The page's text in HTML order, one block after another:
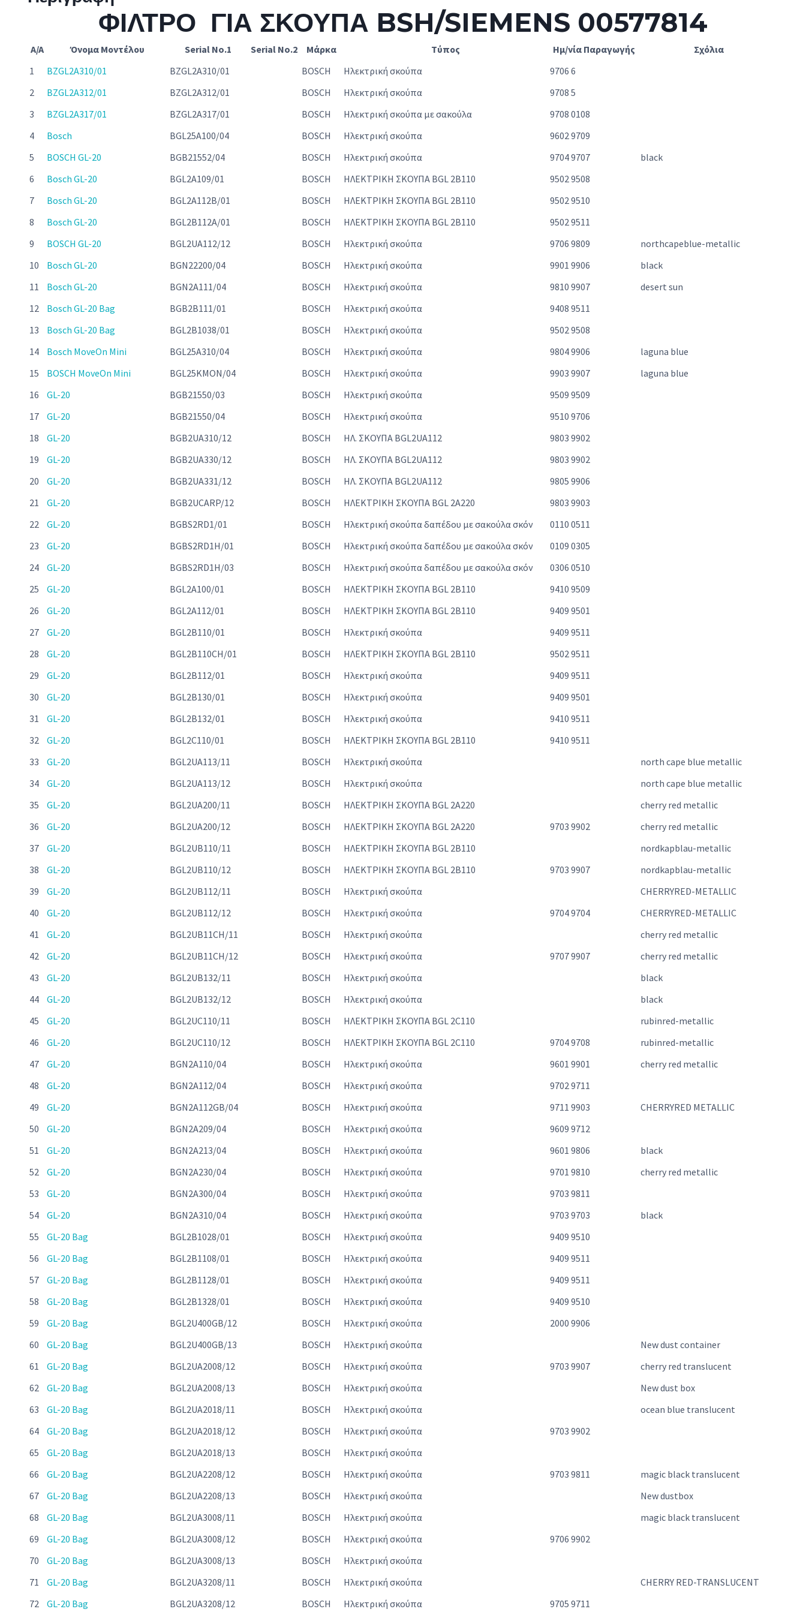
ΦΙΛΤΡΟ ΓΙΑ ΣΚΟΥΠΑ BSH/SIEMENS 00577814
A/A Όνομα Μοντέλου Serial No.1 Serial No.2 Μάρκα Τύπος Ημ/νία Παραγωγής
Σχόλια
1
BZGL2A310/01 BZGL2A310/01 BOSCH Ηλεκτρική σκούπα
9706 6
2
BZGL2A312/01 BZGL2A312/01 BOSCH Ηλεκτρική σκούπα
9708 5
3
BZGL2A317/01 BZGL2A317/01 BOSCH Ηλεκτρική σκούπα με σακούλα
9708 0108
4
Bosch BGL25A100/04 BOSCH Ηλεκτρική σκούπα
9602 9709
5
BOSCH GL-20 BGB21552/04 BOSCH Ηλεκτρική σκούπα 9704 9707
black
6
Bosch GL-20 BGL2A109/01 BOSCH ΗΛΕΚΤΡΙΚΗ ΣΚΟΥΠΑ BGL 2B110
9502 9508
7
Bosch GL-20 BGL2A112B/01 BOSCH ΗΛΕΚΤΡΙΚΗ ΣΚΟΥΠΑ BGL 2B110
9502 9510
8
Bosch GL-20 BGL2B112A/01 BOSCH ΗΛΕΚΤΡΙΚΗ ΣΚΟΥΠΑ BGL 2B110
9502 9511
9
BOSCH GL-20 BGL2UA112/12 BOSCH Ηλεκτρική σκούπα 9706 9809
northcapeblue-metallic
10
Bosch GL-20 BGN22200/04 BOSCH Ηλεκτρική σκούπα 9901 9906
black
11
Bosch GL-20 BGN2A111/04 BOSCH Ηλεκτρική σκούπα 9810 9907
desert sun
12
Bosch GL-20 Bag BGB2B111/01 BOSCH Ηλεκτρική σκούπα
9408 9511
13
Bosch GL-20 Bag BGL2B1038/01 BOSCH Ηλεκτρική σκούπα
9502 9508
14
Bosch MoveOn Mini BGL25A310/04 BOSCH Ηλεκτρική σκούπα 9804 9906
laguna blue
15
BOSCH MoveOn Mini BGL25KMON/04 BOSCH Ηλεκτρική σκούπα 9903 9907
laguna blue
16
GL-20 BGB21550/03 BOSCH Ηλεκτρική σκούπα
9509 9509
17
GL-20 BGB21550/04 BOSCH Ηλεκτρική σκούπα
9510 9706
18
GL-20 BGB2UA310/12 BOSCH ΗΛ. ΣΚΟΥΠΑ BGL2UA112
9803 9902
19
GL-20 BGB2UA330/12 BOSCH ΗΛ. ΣΚΟΥΠΑ BGL2UA112
9803 9902
20
GL-20 BGB2UA331/12 BOSCH ΗΛ. ΣΚΟΥΠΑ BGL2UA112
9805 9906
21
GL-20 BGB2UCARP/12 BOSCH ΗΛΕΚΤΡΙΚΗ ΣΚΟΥΠΑ BGL 2A220
9803 9903
22
GL-20 BGBS2RD1/01 BOSCH Ηλεκτρική σκούπα δαπέδου με σακούλα σκόν
0110 0511
23
GL-20 BGBS2RD1H/01 BOSCH Ηλεκτρική σκούπα δαπέδου με σακούλα σκόν
0109 0305
24
GL-20 BGBS2RD1H/03 BOSCH Ηλεκτρική σκούπα δαπέδου με σακούλα σκόν
0306 0510
25
GL-20 BGL2A100/01 BOSCH ΗΛΕΚΤΡΙΚΗ ΣΚΟΥΠΑ BGL 2B110
9410 9509
26
GL-20 BGL2A112/01 BOSCH ΗΛΕΚΤΡΙΚΗ ΣΚΟΥΠΑ BGL 2B110
9409 9501
27
GL-20 BGL2B110/01 BOSCH Ηλεκτρική σκούπα
9409 9511
28
GL-20 BGL2B110CH/01 BOSCH ΗΛΕΚΤΡΙΚΗ ΣΚΟΥΠΑ BGL 2B110
9502 9511
29
GL-20 BGL2B112/01 BOSCH Ηλεκτρική σκούπα
9409 9511
30
GL-20 BGL2B130/01 BOSCH Ηλεκτρική σκούπα
9409 9501
31
GL-20 BGL2B132/01 BOSCH Ηλεκτρική σκούπα
9410 9511
32
GL-20 BGL2C110/01 BOSCH ΗΛΕΚΤΡΙΚΗ ΣΚΟΥΠΑ BGL 2B110
9410 9511
33
GL-20 BGL2UA113/11 BOSCH Ηλεκτρική σκούπα
north cape blue metallic
34
GL-20 BGL2UA113/12 BOSCH Ηλεκτρική σκούπα
north cape blue metallic
35
GL-20 BGL2UA200/11 BOSCH ΗΛΕΚΤΡΙΚΗ ΣΚΟΥΠΑ BGL 2A220
cherry red metallic
36
GL-20 BGL2UA200/12 BOSCH ΗΛΕΚΤΡΙΚΗ ΣΚΟΥΠΑ BGL 2A220 9703 9902
cherry red metallic
37
GL-20 BGL2UB110/11 BOSCH ΗΛΕΚΤΡΙΚΗ ΣΚΟΥΠΑ BGL 2B110
nordkapblau-metallic
38
GL-20 BGL2UB110/12 BOSCH ΗΛΕΚΤΡΙΚΗ ΣΚΟΥΠΑ BGL 2B110 9703 9907
nordkapblau-metallic
39
GL-20 BGL2UB112/11 BOSCH Ηλεκτρική σκούπα
CHERRYRED-METALLIC
40
GL-20 BGL2UB112/12 BOSCH Ηλεκτρική σκούπα 9704 9704
CHERRYRED-METALLIC
41
GL-20 BGL2UB11CH/11 BOSCH Ηλεκτρική σκούπα
cherry red metallic
42
GL-20 BGL2UB11CH/12 BOSCH Ηλεκτρική σκούπα 9707 9907
cherry red metallic
43
GL-20 BGL2UB132/11 BOSCH Ηλεκτρική σκούπα
black
44
GL-20 BGL2UB132/12 BOSCH Ηλεκτρική σκούπα
black
45
GL-20 BGL2UC110/11 BOSCH ΗΛΕΚΤΡΙΚΗ ΣΚΟΥΠΑ BGL 2C110
rubinred-metallic
46
GL-20 BGL2UC110/12 BOSCH ΗΛΕΚΤΡΙΚΗ ΣΚΟΥΠΑ BGL 2C110 9704 9708
rubinred-metallic
47
GL-20 BGN2A110/04 BOSCH Ηλεκτρική σκούπα 9601 9901
cherry red metallic
48
GL-20 BGN2A112/04 BOSCH Ηλεκτρική σκούπα
9702 9711
49
GL-20 BGN2A112GB/04 BOSCH Ηλεκτρική σκούπα 9711 9903
CHERRYRED METALLIC
50
GL-20 BGN2A209/04 BOSCH Ηλεκτρική σκούπα
9609 9712
51
GL-20 BGN2A213/04 BOSCH Ηλεκτρική σκούπα 9601 9806
black
52
GL-20 BGN2A230/04 BOSCH Ηλεκτρική σκούπα 9701 9810
cherry red metallic
53
GL-20 BGN2A300/04 BOSCH Ηλεκτρική σκούπα
9703 9811
54
GL-20 BGN2A310/04 BOSCH Ηλεκτρική σκούπα 9703 9703
black
55
GL-20 Bag BGL2B1028/01 BOSCH Ηλεκτρική σκούπα
9409 9510
56
GL-20 Bag BGL2B1108/01 BOSCH Ηλεκτρική σκούπα
9409 9511
57
GL-20 Bag BGL2B1128/01 BOSCH Ηλεκτρική σκούπα
9409 9511
58
GL-20 Bag BGL2B1328/01 BOSCH Ηλεκτρική σκούπα
9409 9510
59
GL-20 Bag BGL2U400GB/12 BOSCH Ηλεκτρική σκούπα
2000 9906
60
GL-20 Bag BGL2U400GB/13 BOSCH Ηλεκτρική σκούπα
New dust container
61
GL-20 Bag BGL2UA2008/12 BOSCH Ηλεκτρική σκούπα 9703 9907
cherry red translucent
62
GL-20 Bag BGL2UA2008/13 BOSCH Ηλεκτρική σκούπα
New dust box
63
GL-20 Bag BGL2UA2018/11 BOSCH Ηλεκτρική σκούπα
ocean blue translucent
64
GL-20 Bag BGL2UA2018/12 BOSCH Ηλεκτρική σκούπα
9703 9902
65
GL-20 Bag BGL2UA2018/13 BOSCH
Ηλεκτρική σκούπα
66
GL-20 Bag BGL2UA2208/12 BOSCH Ηλεκτρική σκούπα 9703 9811
magic black translucent
67
GL-20 Bag BGL2UA2208/13 BOSCH Ηλεκτρική σκούπα
New dustbox
68
GL-20 Bag BGL2UA3008/11 BOSCH Ηλεκτρική σκούπα
magic black translucent
69
GL-20 Bag BGL2UA3008/12 BOSCH Ηλεκτρική σκούπα
9706 9902
70
GL-20 Bag BGL2UA3008/13 BOSCH
Ηλεκτρική σκούπα
71
GL-20 Bag BGL2UA3208/11 BOSCH Ηλεκτρική σκούπα
CHERRY RED-TRANSLUCENT
72
GL-20 Bag BGL2UA3208/12 BOSCH Ηλεκτρική σκούπα 9705 9711